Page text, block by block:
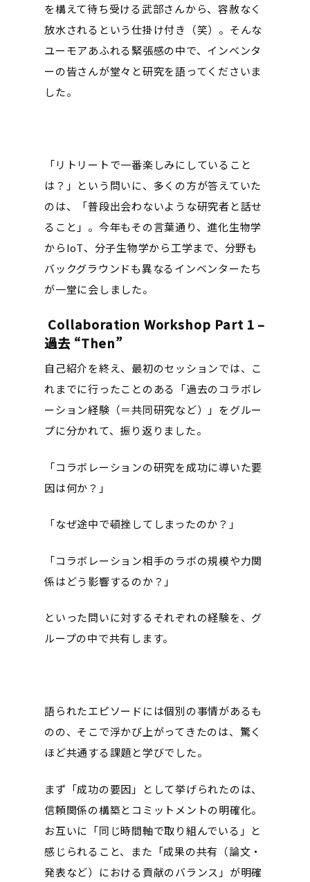
を構えて待ち受ける武部さんから、容赦なく
放水されるという仕掛け付き（笑）。そんな
ユーモアあふれる緊張感の中で、インベンタ
ーの皆さんが堂々と研究を語ってくださいま
した。
「リトリートで一番楽しみにしていること
は？」という問いに、多くの方が答えていた
のは、「普段出会わないような研究者と話せ
ること」。今年もその言葉通り、進化生物学
からIoT、分子生物学から工学まで、分野も
バックグラウンドも異なるインベンターたち
が一堂に会しました。
Collaboration Workshop Part 1 –
過去 “Then”
自己紹介を終え、最初のセッションでは、こ
れまでに行ったことのある「過去のコラボレ
ーション経験（＝共同研究など）」をグルー
プに分かれて、振り返りました。
「コラボレーションの研究を成功に導いた要
因は何か？」
「なぜ途中で頓挫してしまったのか？」
「コラボレーション相手のラボの規模や力関
係はどう影響するのか？」
といった問いに対するそれぞれの経験を、グ
ループの中で共有します。
語られたエピソードには個別の事情があるも
のの、そこで浮かび上がってきたのは、驚く
ほど共通する課題と学びでした。
まず「成功の要因」として挙げられたのは、
信頼関係の構築とコミットメントの明確化。
お互いに「同じ時間軸で取り組んでいる」と
感じられること、また「成果の共有（論文・
発表など）における貢献のバランス」が明確